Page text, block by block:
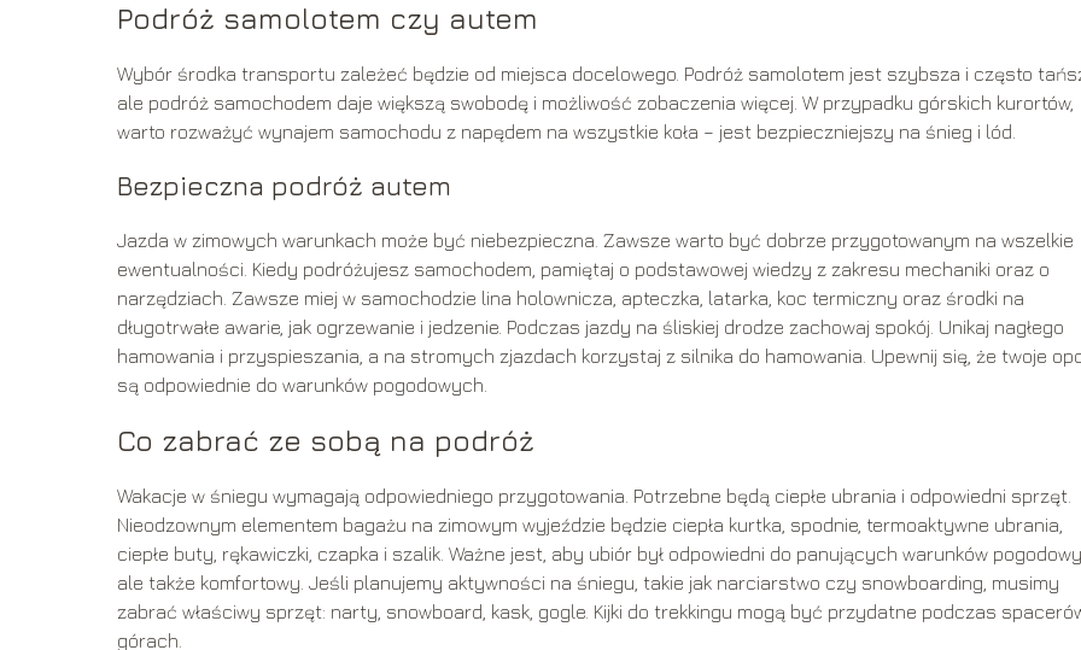
Podróż samolotem czy autem
Wybór środka transportu zależeć będzie od miejsca docelowego. Podróż samolotem jest szybsza i często
ale podróż samochodem daje większą swobodę i możliwość zobaczenia więcej. W przypadku górskich kurortów,
warto rozważyć wynajem samochodu z napędem na wszystkie koła – jest bezpieczniejszy na śnieg i lód.
Bezpieczna podróż autem
Jazda w zimowych warunkach może być niebezpieczna. Zawsze warto być dobrze przygotowanym na wszelkie
ewentualności. Kiedy podróżujesz samochodem, pamiętaj o podstawowej wiedzy z zakresu mechaniki oraz o
narzędziach. Zawsze miej w samochodzie lina holownicza, apteczka, latarka, koc termiczny oraz środki na
długotrwałe awarie, jak ogrzewanie i jedzenie. Podczas jazdy na śliskiej drodze zachowaj spokój. Unikaj nagłego
hamowania i przyspieszania, a na stromych zjazdach korzystaj z silnika do hamowania. Upewnij się, że twoje
są odpowiednie do warunków pogodowych.
Co zabrać ze sobą na podróż
Wakacje w śniegu wymagają odpowiedniego przygotowania. Potrzebne będą ciepłe ubrania i odpowiedni sprzęt.
Nieodzownym elementem bagażu na zimowym wyjeździe będzie ciepła kurtka, spodnie, termoaktywne ubrania,
ciepłe buty, rękawiczki, czapka i szalik. Ważne jest, aby ubiór był odpowiedni do panujących warunków
ale także komfortowy. Jeśli planujemy aktywności na śniegu, takie jak narciarstwo czy snowboarding, musimy
zabrać właściwy sprzęt: narty, snowboard, kask, gogle. Kijki do trekkingu mogą być przydatne podczas
górach.